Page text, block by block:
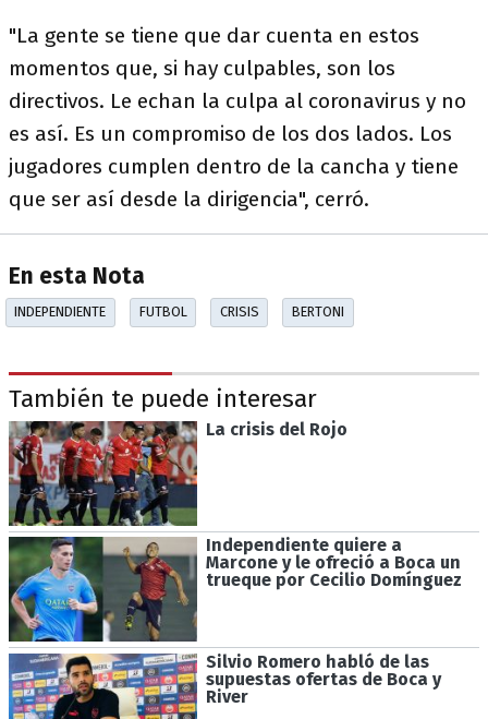
"La gente se tiene que dar cuenta en estos
momentos que, si hay culpables, son los
directivos. Le echan la culpa al coronavirus y no
es así. Es un compromiso de los dos lados. Los
jugadores cumplen dentro de la cancha y tiene
que ser así desde la dirigencia", cerró.
En esta Nota
INDEPENDIENTE FUTBOL CRISIS BERTONI
También te puede interesar
La crisis del Rojo
Independiente quiere a
Marcone y le ofreció a Boca un
trueque por Cecilio Domínguez
Silvio Romero habló de las
supuestas ofertas de Boca y
River